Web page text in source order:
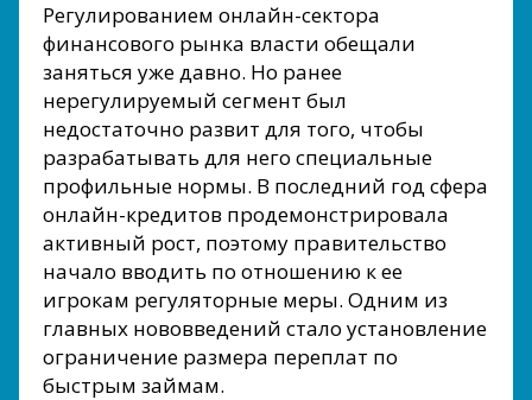
Регулированием онлайн-сектора
финансового рынка власти обещали
заняться уже давно. Но ранее
нерегулируемый сегмент был
недостаточно развит для того, чтобы
разрабатывать для него специальные
профильные нормы. В последний год сфера
онлайн-кредитов продемонстрировала
активный рост, поэтому правительство
начало вводить по отношению к ее
игрокам регуляторные меры. Одним из
главных нововведений стало установление
ограничение размера переплат по
быстрым займам.